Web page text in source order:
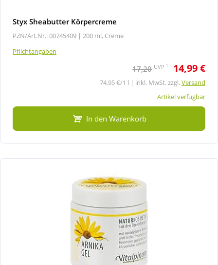
Styx Sheabutter Körpercreme
PZN/Art.Nr.: 00745409 | 200 ml, Creme
Pflichtangaben
17,20 UVP 1 14,99 €
74,95 €/1 l | inkl. MwSt. zzgl.Versand
Artikel verfügbar
In den Warenkorb